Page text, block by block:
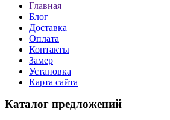
Главная
Блог
Доставка
Оплата
Контакты
Замер
Установка
Карта сайта
Каталог предложений